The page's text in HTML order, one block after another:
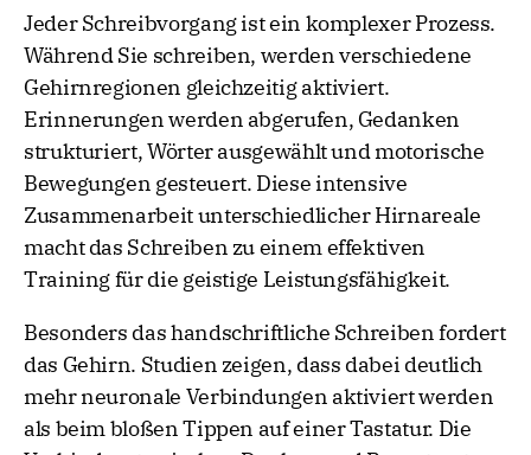
Jeder Schreibvorgang ist ein komplexer Prozess.
Während Sie schreiben, werden verschiedene
Gehirnregionen gleichzeitig aktiviert.
Erinnerungen werden abgerufen, Gedanken
strukturiert, Wörter ausgewählt und motorische
Bewegungen gesteuert. Diese intensive
Zusammenarbeit unterschiedlicher Hirnareale
macht das Schreiben zu einem effektiven
Training für die geistige Leistungsfähigkeit.
Besonders das handschriftliche Schreiben fordert
das Gehirn. Studien zeigen, dass dabei deutlich
mehr neuronale Verbindungen aktiviert werden
als beim bloßen Tippen auf einer Tastatur. Die